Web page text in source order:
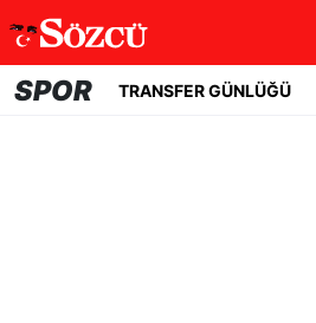
SPOR TRANSFER GÜNLÜĞÜ